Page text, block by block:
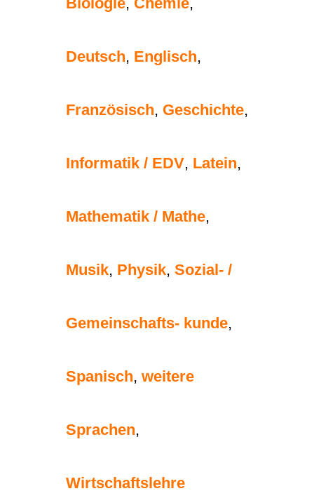
Deutsch, Englisch,
Französisch, Geschichte,
Informatik / EDV, Latein,
Mathematik / Mathe,
Musik, Physik, Sozial- /
Gemeinschafts- kunde,
Spanisch, weitere
Sprachen,
Wirtschaftslehre